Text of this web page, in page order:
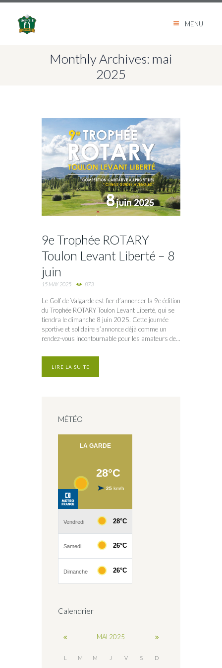
MENU
Monthly Archives: mai
2025
9e Trophée ROTARY
Toulon Levant Liberté – 8
juin
15 MAY 2025 873
Le Golf de Valgarde est fier d’annoncer la 9e édition
du Trophée ROTARY Toulon Levant Liberté, qui se
tiendra le dimanche 8 juin 2025. Cette journée
sportive et solidaire s’annonce déjà comme un
rendez-vous incontournable pour les amateurs de...
LIRE LA SUITE
MÉTÉO
Calendrier
MAI 2025
L M M J V S D